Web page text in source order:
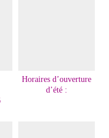
Horaires d’ouverture
d’été :